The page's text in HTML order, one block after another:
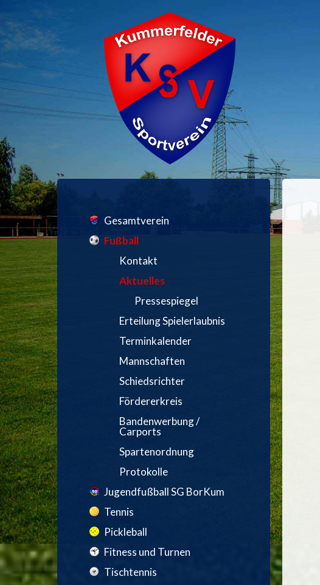
Gesamtverein
Fußball
Kontakt
Aktuelles
Pressespiegel
Erteilung Spielerlaubnis
Terminkalender
Mannschaften
Schiedsrichter
Fördererkreis
Bandenwerbung /
Carports
Spartenordnung
Protokolle
Jugendfußball SG BorKum
Tennis
Pickleball
Fitness und Turnen
Tischtennis